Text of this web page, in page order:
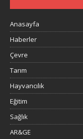
Anasayfa
Haberler
Çevre
Tarım
Hayvancılık
Eğitim
Sağlık
AR&GE